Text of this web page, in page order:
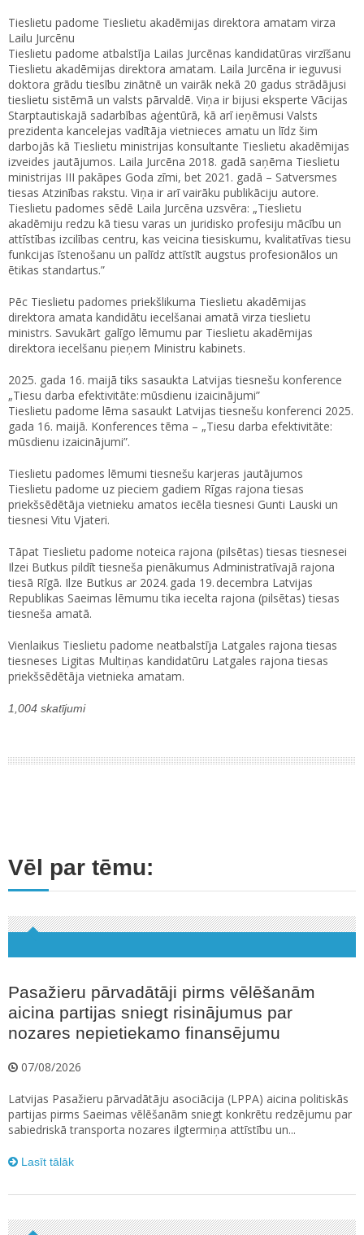
Tieslietu padome Tieslietu akadēmijas direktora amatam virza
Lailu Jurcēnu
Tieslietu padome atbalstīja Lailas Jurcēnas kandidatūras virzīšanu
Tieslietu akadēmijas direktora amatam. Laila Jurcēna ir ieguvusi
doktora grādu tiesību zinātnē un vairāk nekā 20 gadus strādājusi
tieslietu sistēmā un valsts pārvaldē. Viņa ir bijusi eksperte Vācijas
Starptautiskajā sadarbības aģentūrā, kā arī ieņēmusi Valsts
prezidenta kancelejas vadītāja vietnieces amatu un līdz šim
darbojās kā Tieslietu ministrijas konsultante Tieslietu akadēmijas
izveides jautājumos. Laila Jurcēna 2018. gadā saņēma Tieslietu
ministrijas III pakāpes Goda zīmi, bet 2021. gadā – Satversmes
tiesas Atzinības rakstu. Viņa ir arī vairāku publikāciju autore.
Tieslietu padomes sēdē Laila Jurcēna uzsvēra: „Tieslietu
akadēmiju redzu kā tiesu varas un juridisko profesiju mācību un
attīstības izcilības centru, kas veicina tiesiskumu, kvalitatīvas tiesu
funkcijas īstenošanu un palīdz attīstīt augstus profesionālos un
ētikas standartus.”
Pēc Tieslietu padomes priekšlikuma Tieslietu akadēmijas
direktora amata kandidātu iecelšanai amatā virza tieslietu
ministrs. Savukārt galīgo lēmumu par Tieslietu akadēmijas
direktora iecelšanu pieņem Ministru kabinets.
2025. gada 16. maijā tiks sasaukta Latvijas tiesnešu konference
„Tiesu darba efektivitāte: mūsdienu izaicinājumi”
Tieslietu padome lēma sasaukt Latvijas tiesnešu konferenci 2025.
gada 16. maijā. Konferences tēma – „Tiesu darba efektivitāte:
mūsdienu izaicinājumi”.
Tieslietu padomes lēmumi tiesnešu karjeras jautājumos
Tieslietu padome uz pieciem gadiem Rīgas rajona tiesas
priekšsēdētāja vietnieku amatos iecēla tiesnesi Gunti Lauski un
tiesnesi Vitu Vjateri.
Tāpat Tieslietu padome noteica rajona (pilsētas) tiesas tiesnesei
Ilzei Butkus pildīt tiesneša pienākumus Administratīvajā rajona
tiesā Rīgā. Ilze Butkus ar 2024. gada 19. decembra Latvijas
Republikas Saeimas lēmumu tika iecelta rajona (pilsētas) tiesas
tiesneša amatā.
Vienlaikus Tieslietu padome neatbalstīja Latgales rajona tiesas
tiesneses Ligitas Multiņas kandidatūru Latgales rajona tiesas
priekšsēdētāja vietnieka amatam.
1,004 skatījumi
Vēl par tēmu:
Pasažieru pārvadātāji pirms vēlēšanām
aicina partijas sniegt risinājumus par
nozares nepietiekamo finansējumu
07/08/2026
Latvijas Pasažieru pārvadātāju asociācija (LPPA) aicina politiskās
partijas pirms Saeimas vēlēšanām sniegt konkrētu redzējumu par
sabiedriskā transporta nozares ilgtermiņa attīstību un...
Lasīt tālāk